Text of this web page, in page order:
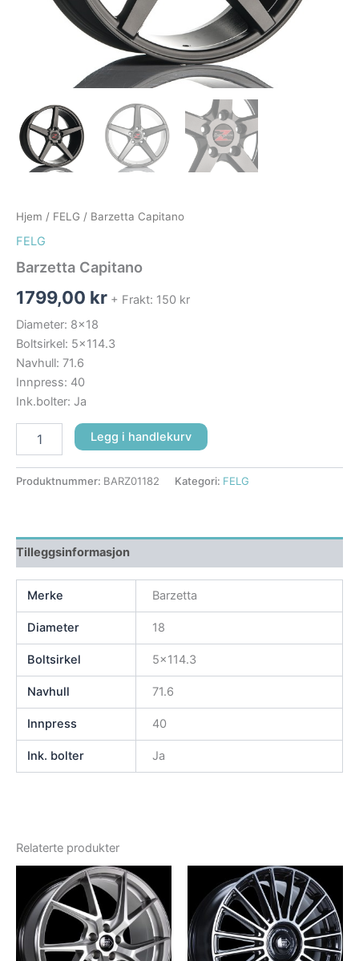
Hjem / FELG / Barzetta Capitano
FELG
Barzetta Capitano
1799,00 kr + Frakt: 150 kr
Diameter: 8×18
Boltsirkel: 5×114.3
Navhull: 71.6
Innpress: 40
Ink.bolter: Ja
Legg i handlekurv
Produktnummer: BARZ01182 Kategori: FELG
Tilleggsinformasjon
Merke Barzetta
Diameter 18
Boltsirkel 5×114.3
Navhull 71.6
Innpress 40
Ink. bolter Ja
Relaterte produkter